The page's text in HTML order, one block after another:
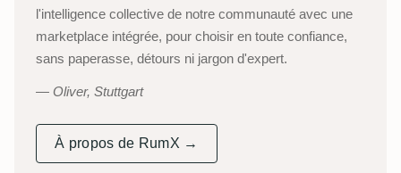
l'intelligence collective de notre communauté avec une
marketplace intégrée, pour choisir en toute confiance,
sans paperasse, détours ni jargon d'expert.
Oliver, Stuttgart
À propos de RumX →